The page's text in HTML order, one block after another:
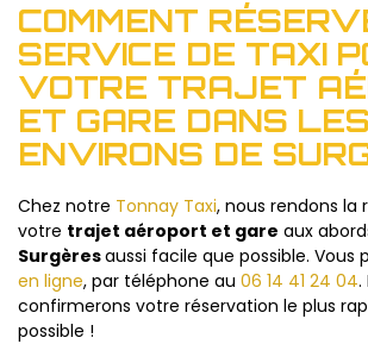
COMMENT
SERVICE DE TAXI
VOTRE TRAJET
ET GARE DANS LES
ENVIRONS DE
Chez notre Tonnay Taxi, nous rendons la
votre trajet aéroport et gare aux
Surgèresaussi facile que possible. Vous
en ligne, par téléphone au 06 14 41 24 04.
confirmerons votre réservation le plus
possible !